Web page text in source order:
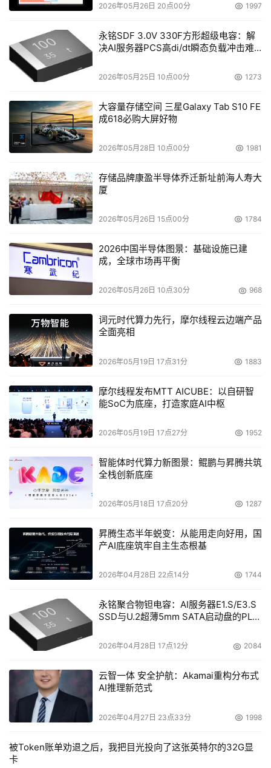
2026年05月26日 20点00分 1997
永铭SDF 3.0V 330F方形超级电容：解
决AI服务器PCS高di/dt瞬态负载冲击难
2026年05月25日 10点00分 1273
大容量存储空间 三星Galaxy Tab S10 FE
成618必购大屏好物
2026年05月28日 10点00分 1981
存储品牌康盈半导体乔迁新址前海人寿大
厦
2026年05月26日 15点00分 1784
2026中国半导体图景：基础设施已建
成，全球市场再平衡
2026年05月26日 10点30分 968
词元时代算力先行，摩尔线程云边端产品
全面亮相
2026年05月19日 17点31分 1883
摩尔线程发布MTT AICUBE：以自研智
能SoC为底座，打造家庭AI中枢
2026年05月19日 17点27分 1952
智能体时代算力新图景：鲲鹏与昇腾共筑
全栈创新底座
2026年05月18日 17点20分 1287
昇腾生态半年蜕变：从能用走向好用，国
产AI底座筑牢自主生态根基
2026年04月28日 22点14分 1744
永铭聚合物钽电容：AI服务器E1.S/E3.S
SSD与U.2超薄5mm SATA启动盘的PLP
2026年04月28日 17点12分 2084
云智一体 安全护航：Akamai重构分布式
AI推理新范式
2026年04月27日 23点33分 1998
被Token账单劝退之后，我把目光投向了这张英特尔的32G显
卡